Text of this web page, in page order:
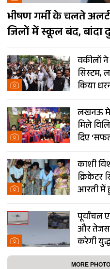
भीषण गर्मी के चलते
जिलों में स्कूल बंद, बांदा
गर्म शहर
वकीलों
सिस्टम,
किया
लखनऊ
मिले
दिए
काशी
क्रिकेटर
आरती में
पूर्वांचल
और तेजस,
करेगी
MORE